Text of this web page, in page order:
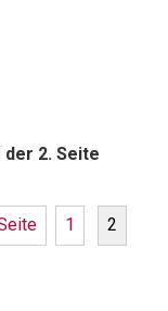
2. Seite
1 2